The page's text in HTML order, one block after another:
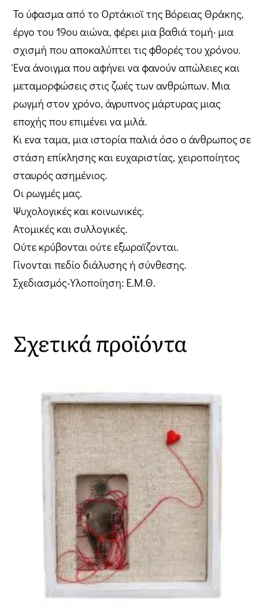
Το ύφασμα από το Ορτάκιοϊ της Βόρειας Θράκης,
έργο του 19ου αιώνα, φέρει μια βαθιά τομή· μια
σχισμή που αποκαλύπτει τις φθορές του χρόνου.
Ένα άνοιγμα που αφήνει να φανούν απώλειες και
μεταμορφώσεις στις ζωές των ανθρώπων. Μια
ρωγμή στον χρόνο, άγρυπνος μάρτυρας μιας
εποχής που επιμένει να μιλά.
Κι ενα ταμα, μια ιστορία παλιά όσο ο άνθρωπος σε
στάση επίκλησης και ευχαριστίας, χειροποίητος
σταυρός ασημένιος.
Οι ρωγμές μας.
Ψυχολογικές και κοινωνικές.
Ατομικές και συλλογικές.
Ούτε κρύβονται ούτε εξωραϊζονται.
Γίνονται πεδίο διάλυσης ή σύνθεσης.
Σχεδιασμός-Υλοποίηση: Ε.Μ.Θ.
Σχετικά προϊόντα